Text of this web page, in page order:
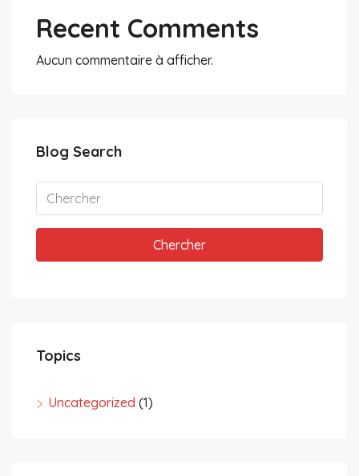
Recent Comments
Aucun commentaire à afficher.
Blog Search
Chercher
Topics
Uncategorized (1)